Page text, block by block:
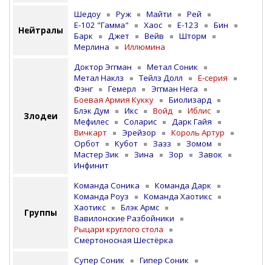
Нейтралы
Шедоу Руж Майти
Рей
E-102 "Гамма"
Хаос E-123
Бин
Барк
Джет Вейв
Шторм
Мерлина
Иллюмина
Злодеи
Доктор Эггман
Метал Соник
Метал Наклз
Тейлз Долл
E-серия
Фэнг
Гемерл
Эггман Нега
Боевая Армия Кукку
Биолизард
Блэк Дум
Икс Войд
Иблис
Мефилес
Соларис
Дарк Гайя
Вичкарт
Эрейзор
Король Артур
Орбот
Кубот Зазз
Зомом
Мастер Зик
Зина Зор
Завок
Инфинит
Группы
Команда Соника
Команда Дарк
Команда Роуз
Команда Хаотикс
Хаотикс
Блэк Армс
Вавилонские Разбойники
Рыцари круглого стола
Смертоносная Шестёрка
Супер Соник
Гипер Соник